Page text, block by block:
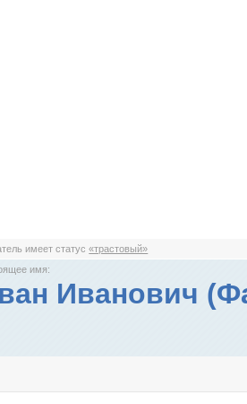
имеет статус«трастовый»
имя:
Иванович